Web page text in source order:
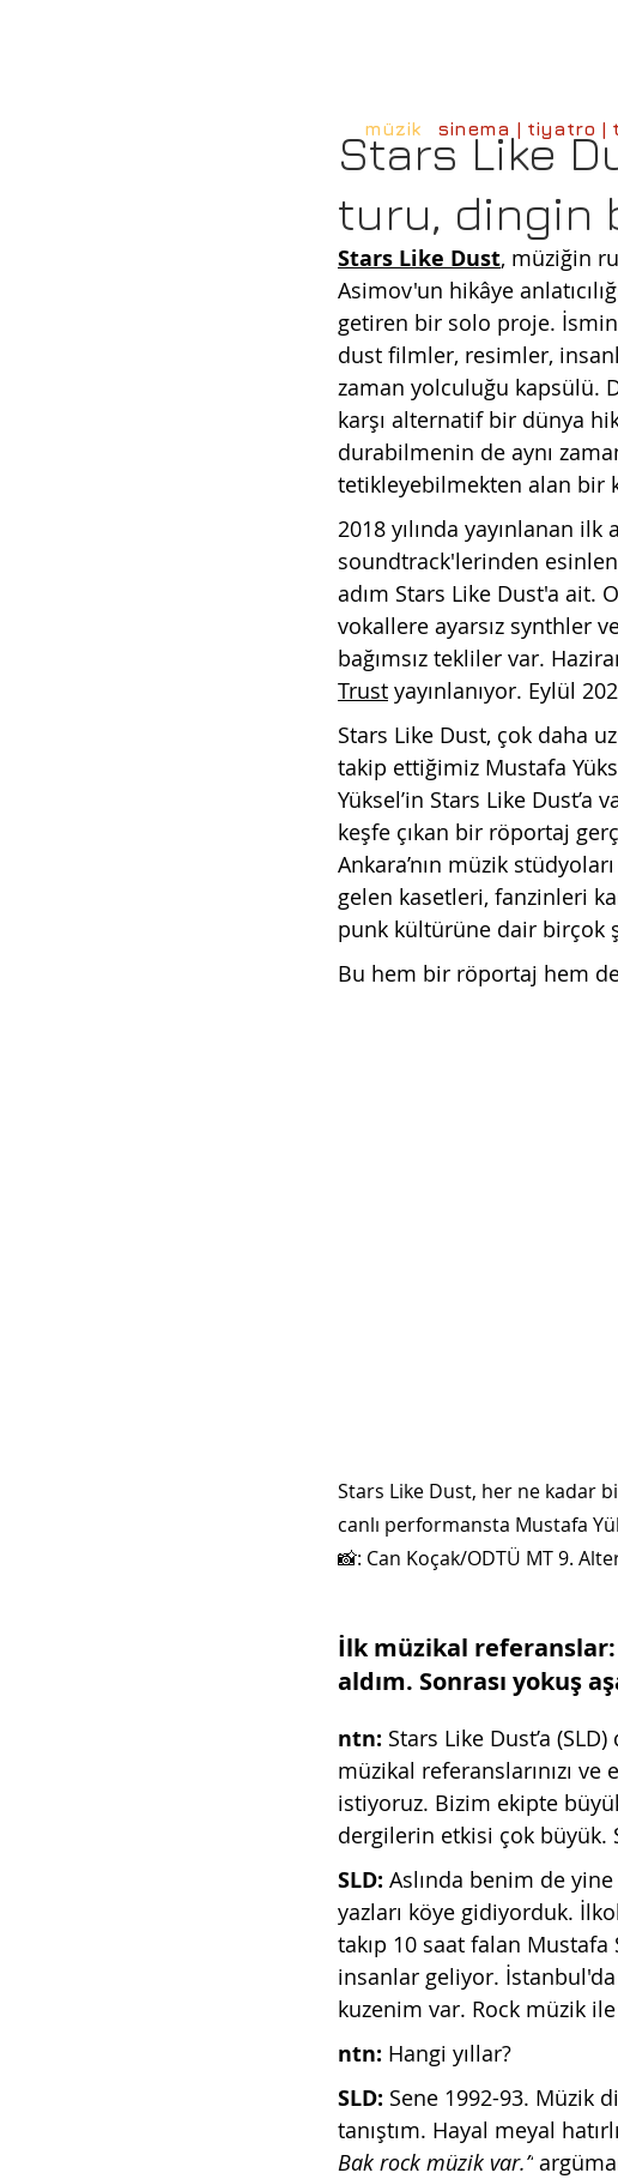
Stars Like
turu, dingin
Stars Like Dust, müziğin
Asimov'un hikâye
getiren bir solo proje.
dust filmler, resimler,
zaman yolculuğu kapsülü.
karşı alternatif bir dünya
durabilmenin de aynı
tetikleyebilmekten alan bir
2018 yılında yayınlanan ilk
soundtrack'lerinden
adım Stars Like Dust'a ait.
vokallere ayarsız synthler
bağımsız tekliler var.
Trust yayınlanıyor. Eylül
Stars Like Dust, çok daha
takip ettiğimiz Mustafa
Yüksel’in Stars Like Dust’a
keşfe çıkan bir röportaj
Ankara’nın müzik
gelen kasetleri, fanzinleri
punk kültürüne dair birçok
Bu hem bir röportaj hem
Stars Like Dust, her ne kadar
canlı performansta Mustafa
📸: Can Koçak/ODTÜ MT 9.
İlk müzikal referanslar:
aldım. Sonrası yokuş
ntn: Stars Like Dust’a
müzikal referanslarınızı
istiyoruz. Bizim ekipte
dergilerin etkisi çok büyük.
SLD: Aslında benim de
yazları köye gidiyorduk.
takıp 10 saat falan
insanlar geliyor.
kuzenim var. Rock müzik
ntn: Hangi yıllar?
SLD: Sene 1992-93. Müzik
tanıştım. Hayal meyal
Bak rock müzik var.”
müzik sinema | tiyatro |